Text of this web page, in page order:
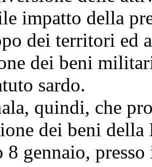
impatto della
dei territori ed
dei beni
sardo.
quindi, che
dei beni
8 gennaio,